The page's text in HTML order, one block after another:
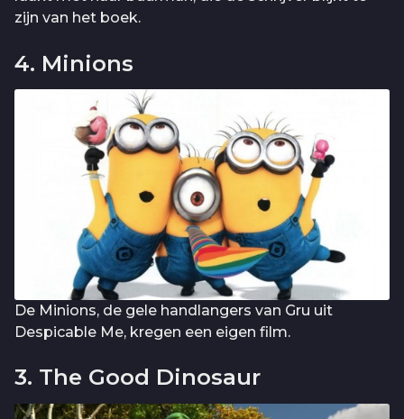
zijn van het boek.
4. Minions
De Minions, de gele handlangers van Gru uit
Despicable Me, kregen een eigen film.
3. The Good Dinosaur